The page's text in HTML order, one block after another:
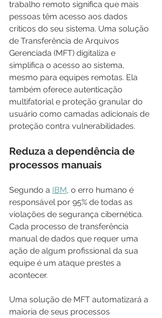
trabalho remoto significa que mais
pessoas têm acesso aos dados
críticos do seu sistema. Uma solução
de Transferência de Arquivos
Gerenciada (MFT) digitaliza e
simplifica o acesso ao sistema,
mesmo para equipes remotas. Ela
também oferece autenticação
multifatorial e proteção granular do
usuário como camadas adicionais de
proteção contra vulnerabilidades.
Reduza a dependência de
processos manuais
Segundo a IBM, o erro humano é
responsável por 95% de todas as
violações de segurança cibernética.
Cada processo de transferência
manual de dados que requer uma
ação de algum profissional da sua
equipe é um ataque prestes a
acontecer.
Uma solução de MFT automatizará a
maioria de seus processos